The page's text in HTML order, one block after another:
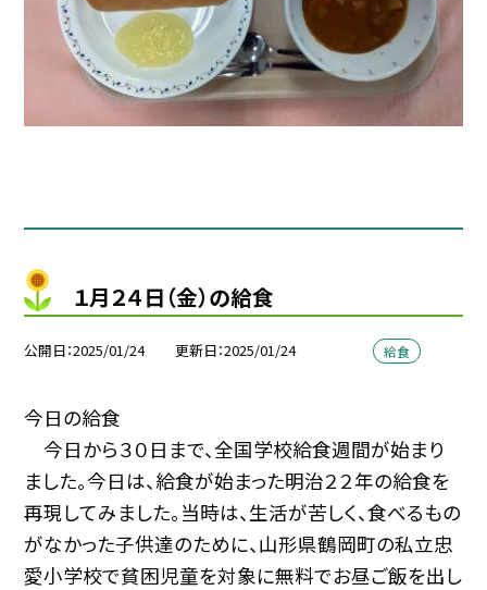
１月２４日（金）の給食
公開日 2025/01/24 更新日 2025/01/24 給食
今日の給食
今日から３０日まで、全国学校給食週間が始まり
ました。今日は、給食が始まった明治２２年の給食を
再現してみました。当時は、生活が苦しく、食べるもの
がなかった子供達のために、山形県鶴岡町の私立忠
愛小学校で貧困児童を対象に無料でお昼ご飯を出し